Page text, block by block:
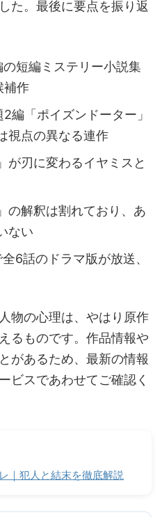
た。最後に要点を振り返
短編ミステリー小説集
補作
編「ポイズンドーター」
視点の異なる連作
が刃に変わるイヤミスと
の解釈は割れており、あ
ない
6話のドラマ版が放送、
物の心理は、やはり原作
るものです。作品情報や
があるため、最新の情報
ビスであわせてご確認く
｜犯人と結末を徹底解説